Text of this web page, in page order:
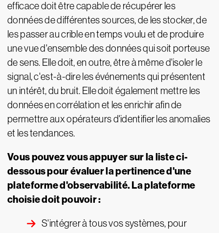
efficace doit être capable de récupérer les
données de différentes sources, de les stocker, de
les passer au crible en temps voulu et de produire
une vue d'ensemble des données qui soit porteuse
de sens. Elle doit, en outre, être à même d'isoler le
signal, c'est-à-dire les événements qui présentent
un intérêt, du bruit. Elle doit également mettre les
données en corrélation et les enrichir afin de
permettre aux opérateurs d'identifier les anomalies
et les tendances.
Vous pouvez vous appuyer sur la liste ci-
dessous pour évaluer la pertinence d'une
plateforme d'observabilité. La plateforme
choisie doit pouvoir :
S'intégrer à tous vos systèmes, pour